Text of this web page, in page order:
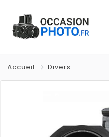
Accueil Divers